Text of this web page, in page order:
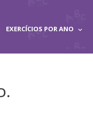
EXERCÍCIOS POR ANO